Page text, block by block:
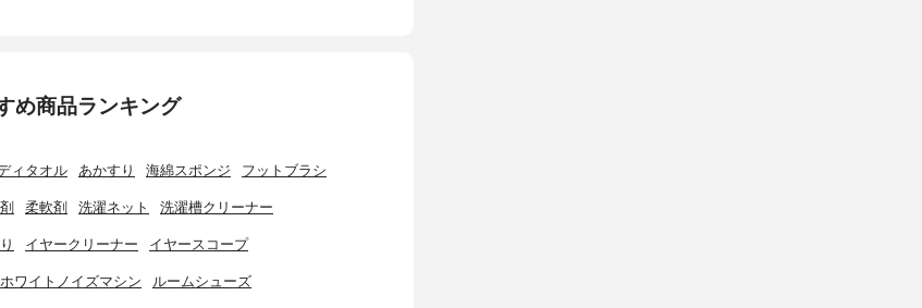
め商品ランキング
ィタオル あかすり 海綿スポンジ フットブラシ
柔軟剤 洗濯ネット 洗濯槽クリーナー
イヤークリーナー イヤースコープ
ホワイトノイズマシン ルームシューズ